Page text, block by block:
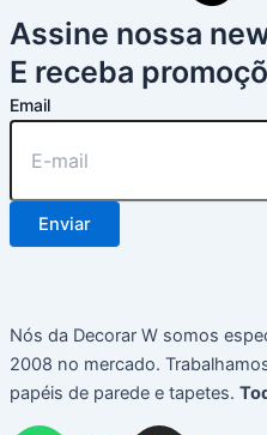
Assine nossa
E receba
Email
Enviar
Nós da Decorar W somos
2008 no mercado.
papéis de parede e tapetes.